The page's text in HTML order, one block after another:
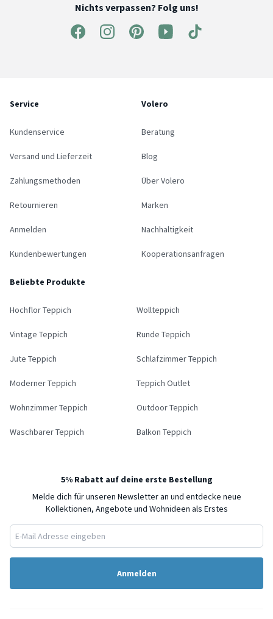
Nichts verpassen? Folg uns!
Service
Kundenservice
Versand und Lieferzeit
Zahlungsmethoden
Retournieren
Anmelden
Kundenbewertungen
Volero
Beratung
Blog
Über Volero
Marken
Nachhaltigkeit
Kooperationsanfragen
Beliebte Produkte
Hochflor Teppich Wollteppich
Vintage Teppich Runde Teppich
Jute Teppich Schlafzimmer Teppich
Moderner Teppich Teppich Outlet
Wohnzimmer Teppich Outdoor Teppich
Waschbarer Teppich Balkon Teppich
5% Rabatt auf deine erste Bestellung
Melde dich für unseren Newsletter an und entdecke neue
Kollektionen, Angebote und Wohnideen als Erstes
Anmelden